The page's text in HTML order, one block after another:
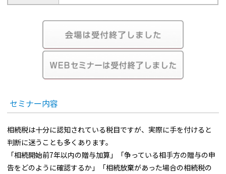
セミナー内容
相続税は十分に認知されている税目ですが、実際に手を付けると
判断に迷うことも多くあります。
「相続開始前7年以内の贈与加算」「争っている相手方の贈与の申
告をどのように確認するか」「相続放棄があった場合の相続税の